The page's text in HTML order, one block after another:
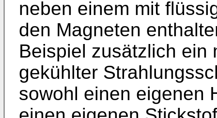
neben einem mit
den Magneten
Beispiel zusätzlich ein
gekühlter
sowohl einen eigenen